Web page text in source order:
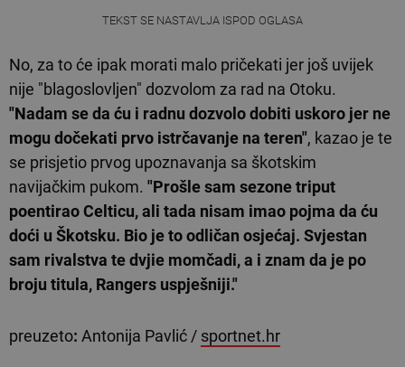
TEKST SE NASTAVLJA ISPOD OGLASA
No, za to će ipak morati malo pričekati jer još uvijek
nije "blagoslovljen" dozvolom za rad na Otoku.
"Nadam se da ću i radnu dozvolo dobiti uskoro jer ne
mogu dočekati prvo istrčavanje na teren", kazao je te
se prisjetio prvog upoznavanja sa škotskim
navijačkim pukom. "Prošle sam sezone triput
poentirao Celticu, ali tada nisam imao pojma da ću
doći u Škotsku. Bio je to odličan osjećaj. Svjestan
sam rivalstva te dvjie momčadi, a i znam da je po
broju titula, Rangers uspješniji."
preuzeto: Antonija Pavlić / sportnet.hr